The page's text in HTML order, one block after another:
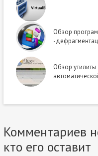
Обзор
-
Обзор
Комментариев
кто его оставит